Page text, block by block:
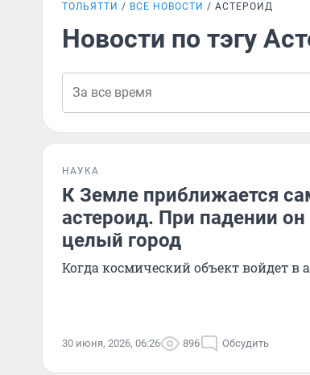
ТОЛЬЯТТИ ВСЕ НОВОСТИ АСТЕРОИД
Новости по тэгу
НАУКА
К Земле приближается
астероид. При падении
целый город
Когда космический объект войдет
30 июня, 2026, 06:26 896 Обсудить